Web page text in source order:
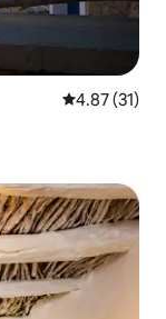
5 पैकी 4.87
4.87 (31)